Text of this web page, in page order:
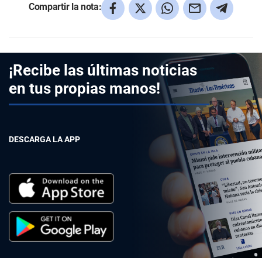
Compartir la nota:
¡Recibe las últimas noticias
en tus propias manos!
DESCARGA LA APP